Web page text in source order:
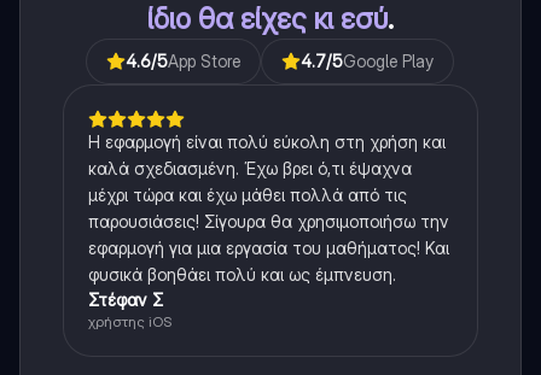
ίδιο θα είχες κι εσύ.
4.6/5App Store 4.7/5Google Play
Η εφαρμογή είναι πολύ εύκολη στη χρήση και
καλά σχεδιασμένη. Έχω βρει ό,τι έψαχνα
μέχρι τώρα και έχω μάθει πολλά από τις
παρουσιάσεις! Σίγουρα θα χρησιμοποιήσω την
εφαρμογή για μια εργασία του μαθήματος! Και
φυσικά βοηθάει πολύ και ως έμπνευση.
Στέφαν Σ
χρήστης iOS